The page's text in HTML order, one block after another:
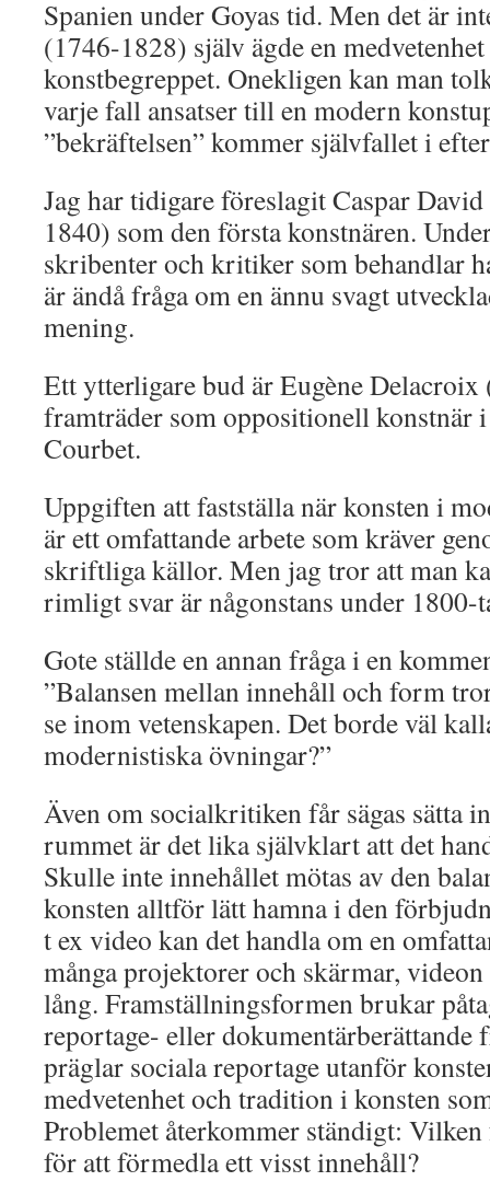
Spanien under Goyas tid. Men det är
(1746-1828) själv ägde en
konstbegreppet. Onekligen kan man
varje fall ansatser till en modern
”bekräftelsen” kommer självfallet i
Jag har tidigare föreslagit Caspar
1840) som den första konstnären.
skribenter och kritiker som behandlar
är ändå fråga om en ännu svagt
mening.
Ett ytterligare bud är Eugène
framträder som oppositionell konstnär
Courbet.
Uppgiften att fastställa när konsten i
är ett omfattande arbete som kräver
skriftliga källor. Men jag tror att man
rimligt svar är någonstans under 1800-
Gote ställde en annan fråga i en
”Balansen mellan innehåll och form
se inom vetenskapen. Det borde väl
modernistiska övningar?”
Även om socialkritiken får sägas sätta
rummet är det lika självklart att det
Skulle inte innehållet mötas av den
konsten alltför lätt hamna i den
t ex video kan det handla om en
många projektorer och skärmar,
lång. Framställningsformen brukar
reportage- eller dokumentärberättande
präglar sociala reportage utanför
medvetenhet och tradition i konsten
Problemet återkommer ständigt:
för att förmedla ett visst innehåll?